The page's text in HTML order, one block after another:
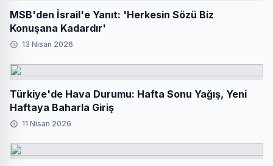
MSB'den İsrail'e Yanıt: 'Herkesin Sözü Biz
Konuşana Kadardır'
13 Nisan 2026
Türkiye'de Hava Durumu: Hafta Sonu Yağış, Yeni
Haftaya Baharla Giriş
11 Nisan 2026